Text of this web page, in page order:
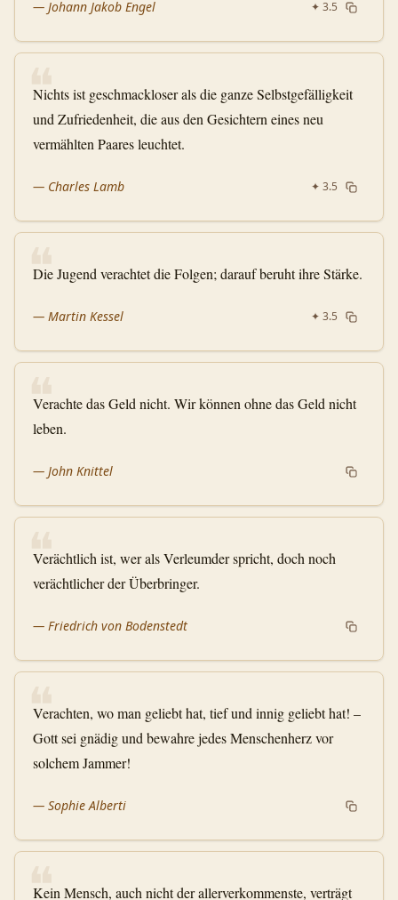
— Johann Jakob Engel ✦ 3.5
❝
Nichts ist geschmackloser als die ganze Selbstgefälligkeit
und Zufriedenheit, die aus den Gesichtern eines neu
vermählten Paares leuchtet.
— Charles Lamb ✦ 3.5
❝
Die Jugend verachtet die Folgen; darauf beruht ihre Stärke.
— Martin Kessel ✦ 3.5
❝
Verachte das Geld nicht. Wir können ohne das Geld nicht
leben.
— John Knittel
❝
Verächtlich ist, wer als Verleumder spricht, doch noch
verächtlicher der Überbringer.
— Friedrich von Bodenstedt
❝
Verachten, wo man geliebt hat, tief und innig geliebt hat! –
Gott sei gnädig und bewahre jedes Menschenherz vor
solchem Jammer!
— Sophie Alberti
❝
Kein Mensch, auch nicht der allerverkommenste, verträgt